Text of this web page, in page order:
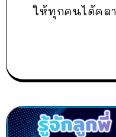
ให้ทุกคนได้คล